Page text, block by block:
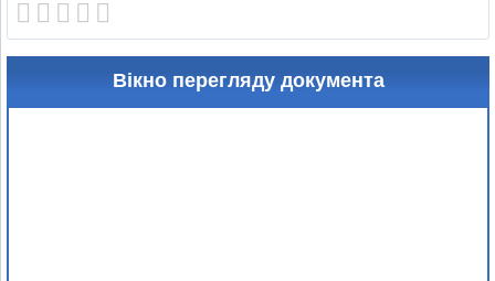
Вікно перегляду документа